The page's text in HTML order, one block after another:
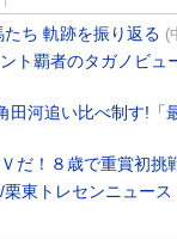
ち 軌跡を振り返る (
ト覇者のタガノビュ
河追い比べ制す!「
だ！８歳で重賞初挑
東トレセンニュース